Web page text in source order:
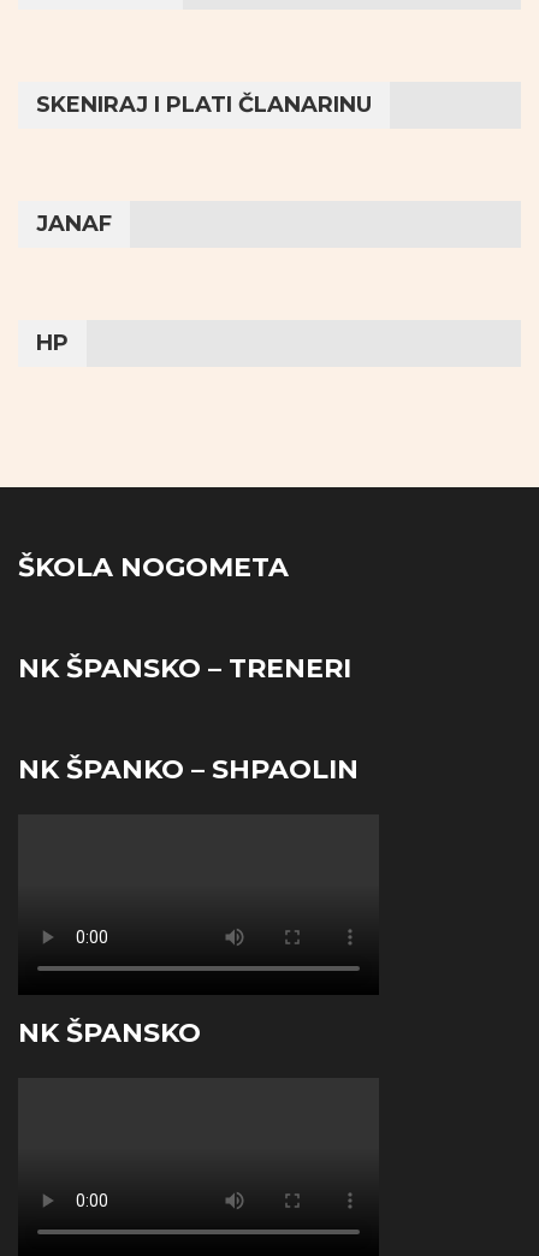
SKENIRAJ I PLATI ČLANARINU
JANAF
HP
ŠKOLA NOGOMETA
NK ŠPANSKO – TRENERI
NK ŠPANKO – SHPAOLIN
NK ŠPANSKO